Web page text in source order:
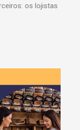
os lojistas